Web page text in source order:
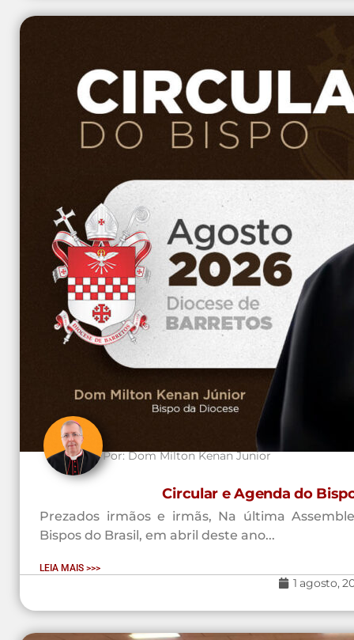
Por:Dom Milton Kenan Junior
Circular e Agenda do
Prezados irmãos e irmãs, Na última
Bispos do Brasil, em abril deste ano...
LEIA MAIS >>>
1 agosto,